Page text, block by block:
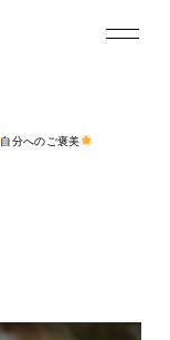
自分へのご褒美